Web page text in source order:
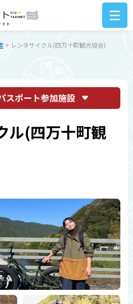
> レンタサイクル(四万十町観光協会)
ル(四万十町観